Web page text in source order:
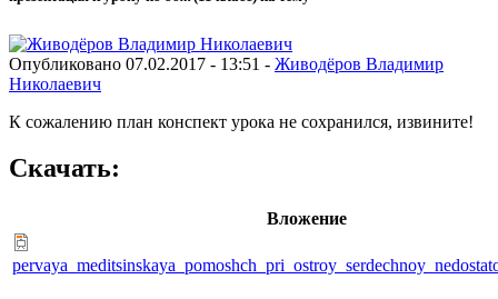
Опубликовано 07.02.2017 - 13:51 - Живодёров Владимир
Николаевич
К сожалению план конспект урока не сохранился, извините!
Скачать:
Вложение